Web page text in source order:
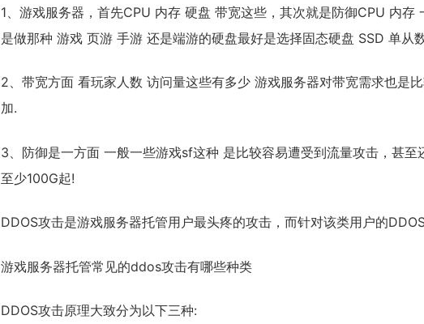
1、游戏服务器，首先CPU 内存 硬盘 带宽这些，其次就是防御CPU 内
是做那种 游戏 页游 手游 还是端游的硬盘最好是选择固态硬盘 SSD 单从
2、带宽方面 看玩家人数 访问量这些有多少 游戏服务器对带宽需求也是
加.
3、防御是一方面 一般一些游戏sf这种 是比较容易遭受到流量攻击，甚
至少100G起!
DDOS攻击是游戏服务器托管用户最头疼的攻击，而针对该类用户的
游戏服务器托管常见的ddos攻击有哪些种类
DDOS攻击原理大致分为以下三种: